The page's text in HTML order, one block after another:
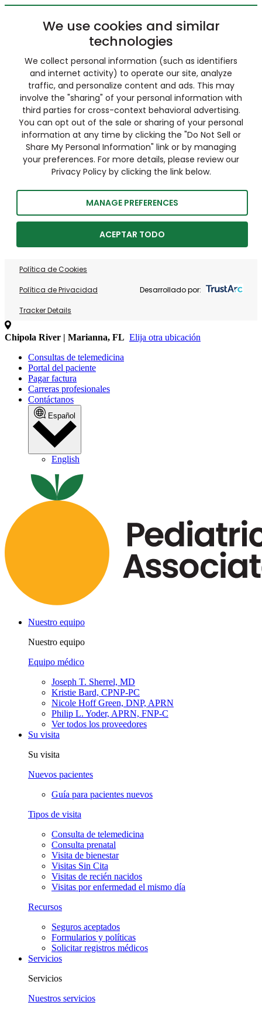
We use cookies and similar
technologies
We collect personal information (such as identifiers
and internet activity) to operate our site, analyze
traffic, and personalize content and ads. This may
involve the "sharing" of your personal information with
third parties for cross-context behavioral advertising.
You can opt out of the sale or sharing of your personal
information at any time by clicking the "Do Not Sell or
Share My Personal Information" link or by managing
your preferences. For more details, please review our
Privacy Policy by clicking the link below.
MANAGE PREFERENCES
ACEPTAR TODO
Política de Cookies
Política de Privacidad
Tracker Details
Desarrollado por:
Chipola River | Marianna, FL Elija otra ubicación
Consultas de telemedicina
Portal del paciente
Pagar factura
Carreras profesionales
Contáctanos
Español
English
Nuestro equipo
Nuestro equipo
Equipo médico
Joseph T. Sherrel, MD
Kristie Bard, CPNP-PC
Nicole Hoff Green, DNP, APRN
Philip L. Yoder, APRN, FNP-C
Ver todos los proveedores
Su visita
Su visita
Nuevos pacientes
Guía para pacientes nuevos
Tipos de visita
Consulta de telemedicina
Consulta prenatal
Visita de bienestar
Visitas Sin Cita
Visitas de recién nacidos
Visitas por enfermedad el mismo día
Recursos
Seguros aceptados
Formularios y políticas
Solicitar registros médicos
Servicios
Servicios
Nuestros servicios